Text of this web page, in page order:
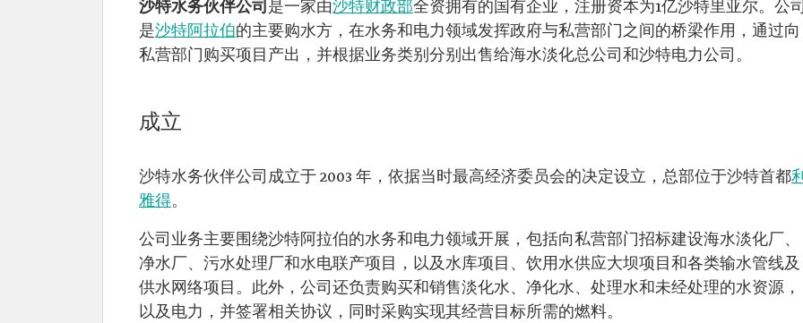
沙特水务伙伴公司是一家由沙特财政部全资拥有的国有企业，注册资本为1亿沙特里亚尔。公
是沙特阿拉伯的主要购水方，在水务和电力领域发挥政府与私营部门之间的桥梁作用，通过向
私营部门购买项目产出，并根据业务类别分别出售给海水淡化总公司和沙特电力公司。
成立
沙特水务伙伴公司成立于 2003 年，依据当时最高经济委员会的决定设立，总部位于沙特首都
雅得。
公司业务主要围绕沙特阿拉伯的水务和电力领域开展，包括向私营部门招标建设海水淡化厂、
净水厂、污水处理厂和水电联产项目，以及水库项目、饮用水供应大坝项目和各类输水管线及
供水网络项目。此外，公司还负责购买和销售淡化水、净化水、处理水和未经处理的水资源，
以及电力，并签署相关协议，同时采购实现其经营目标所需的燃料。